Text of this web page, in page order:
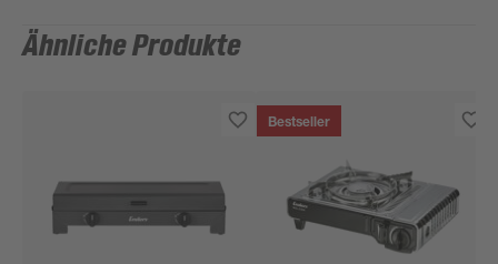
Ähnliche Produkte
Bestseller